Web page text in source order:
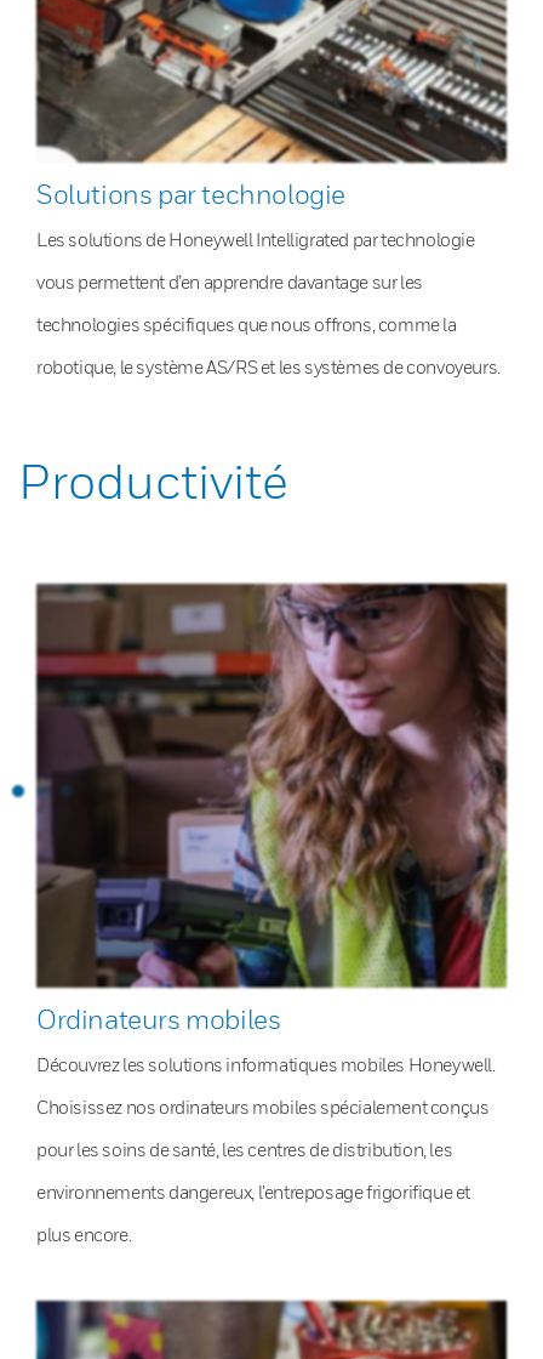
Solutions par technologie
Les solutions de Honeywell Intelligrated par technologie
vous permettent d’en apprendre davantage sur les
technologies spécifiques que nous offrons, comme la
robotique, le système AS/RS et les systèmes de convoyeurs.
Productivité
Ordinateurs mobiles
Découvrez les solutions informatiques mobiles Honeywell.
Choisissez nos ordinateurs mobiles spécialement conçus
pour les soins de santé, les centres de distribution, les
environnements dangereux, l’entreposage frigorifique et
plus encore.